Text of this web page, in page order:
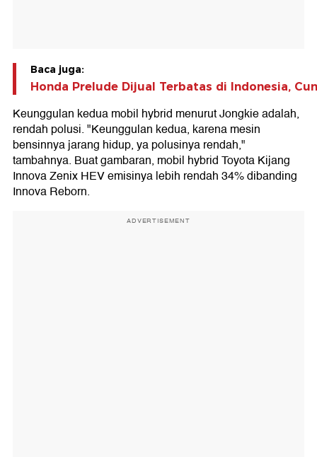
Baca juga:
Honda Prelude Dijual Terbatas di Indonesia,
Keunggulan kedua mobil hybrid menurut Jongkie adalah,
rendah polusi. "Keunggulan kedua, karena mesin
bensinnya jarang hidup, ya polusinya rendah,"
tambahnya. Buat gambaran, mobil hybrid Toyota Kijang
Innova Zenix HEV emisinya lebih rendah 34% dibanding
Innova Reborn.
ADVERTISEMENT